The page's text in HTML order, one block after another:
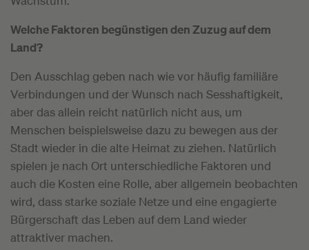
Welche Faktoren begünstigen den Zuzug auf dem
Land?
Den Ausschlag geben nach wie vor häufig familiäre
Verbindungen und der Wunsch nach Sesshaftigkeit,
aber das allein reicht natürlich nicht aus, um
Menschen beispielsweise dazu zu bewegen aus der
Stadt wieder in die alte Heimat zu ziehen. Natürlich
spielen je nach Ort unterschiedliche Faktoren und
auch die Kosten eine Rolle, aber allgemein beobachten
wird, dass starke soziale Netze und eine engagierte
Bürgerschaft das Leben auf dem Land wieder
attraktiver machen.